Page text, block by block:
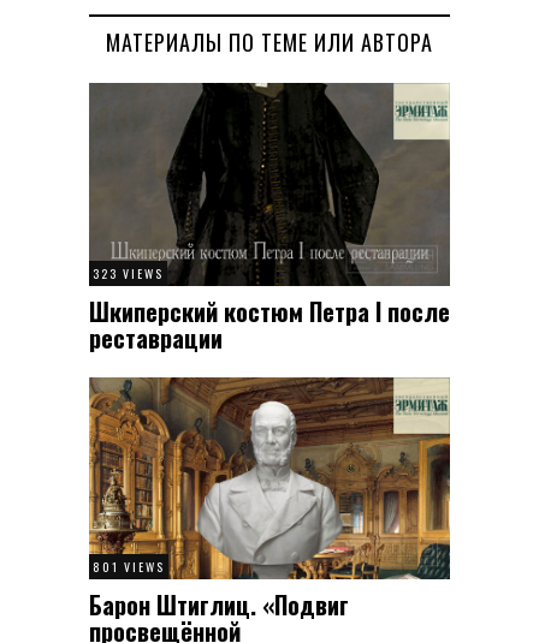
МАТЕРИАЛЫ ПО ТЕМЕ ИЛИ АВТОРА
323 VIEWS
Шкиперский костюм Петра I после
реставрации
801 VIEWS
Барон Штиглиц. «Подвиг
просвещённой